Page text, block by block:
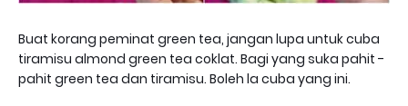
Buat korang peminat green tea, jangan lupa untuk cuba
tiramisu almond green tea coklat. Bagi yang suka pahit -
pahit green tea dan tiramisu. Boleh la cuba yang ini.